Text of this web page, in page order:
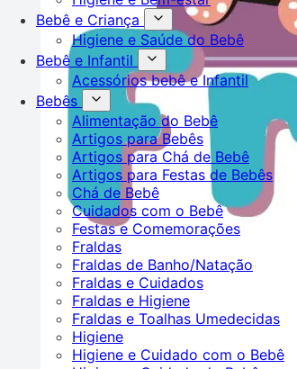
Bebê e Criança
Higiene e Saúde do Bebê
Bebê e Infantil
Acessórios bebê e Infantil
Bebês
Alimentação do Bebê
Artigos para Bebês
Artigos para Chá de Bebê
Artigos para Festas de Bebês
Chá de Bebê
Cuidados com o Bebê
Festas e Comemorações
Fraldas
Fraldas de Banho/Natação
Fraldas e Cuidados
Fraldas e Higiene
Fraldas e Toalhas Umedecidas
Higiene
Higiene e Cuidado com o Bebê